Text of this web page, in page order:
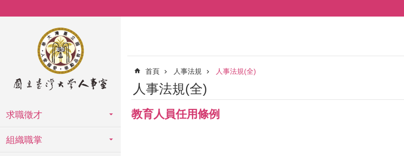
求職徵才
組織職掌
首頁 人事法規 人事法規(全)
人事法規(全)
教育人員任用條例